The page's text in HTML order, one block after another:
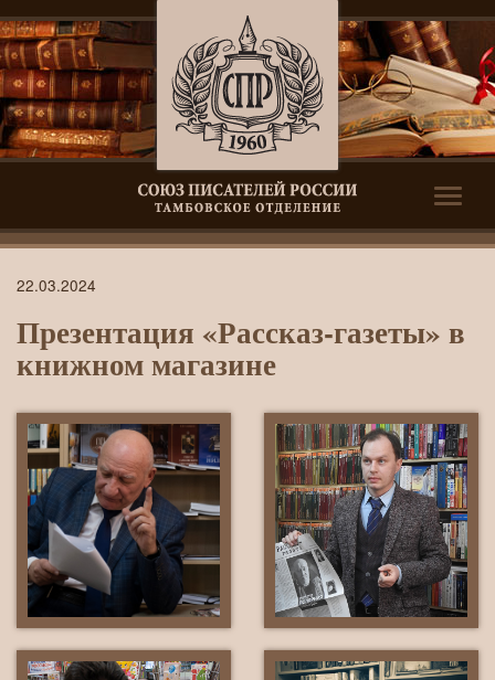
Toggle
Презентация
«Рассказ-
газеты»
в
книжном
магазине
22.03.2024
Презентация «Рассказ-газеты» в
книжном магазине